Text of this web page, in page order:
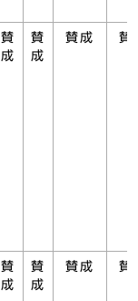
賛
成
賛
成
賛成 賛
賛
成
賛
成
賛成 賛